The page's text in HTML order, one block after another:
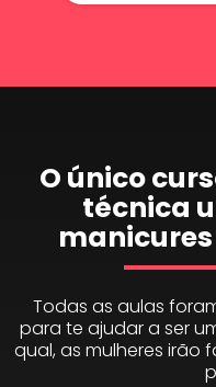
O único
técnica
Todas as aulas
para te ajudar a ser
qual, as mulheres irão